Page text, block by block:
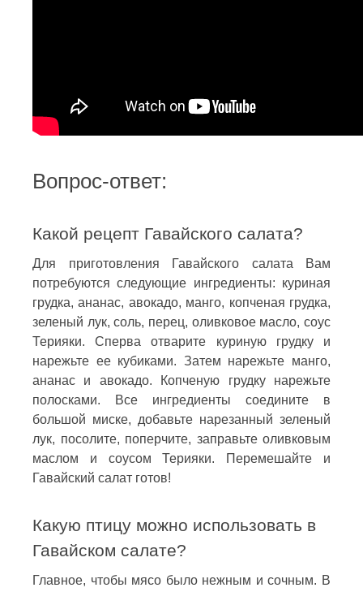
Вопрос-ответ:
Какой рецепт Гавайского салата?
Для приготовления Гавайского салата Вам
потребуются следующие ингредиенты: куриная
грудка, ананас, авокадо, манго, копченая грудка,
зеленый лук, соль, перец, оливковое масло, соус
Терияки. Сперва отварите куриную грудку и
нарежьте ее кубиками. Затем нарежьте манго,
ананас и авокадо. Копченую грудку нарежьте
полосками. Все ингредиенты соедините в
большой миске, добавьте нарезанный зеленый
лук, посолите, поперчите, заправьте оливковым
маслом и соусом Терияки. Перемешайте и
Гавайский салат готов!
Какую птицу можно использовать в
Гавайском салате?
Главное, чтобы мясо было нежным и сочным. В